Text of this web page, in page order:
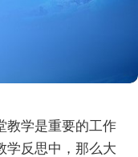
教学是重要的工作
学反思中，那么大